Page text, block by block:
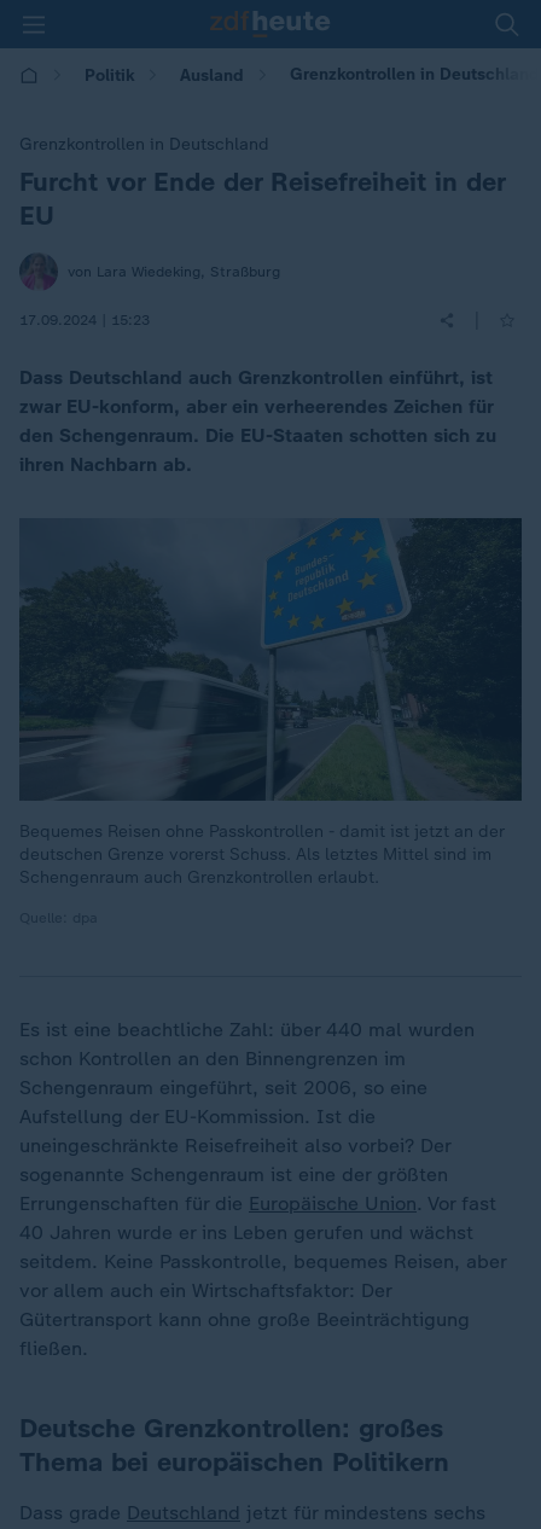
Politik Ausland Grenzkontrollen in
Grenzkontrollen in Deutschland
:Furcht vor Ende der Reisefreiheit in der
EU
von Lara Wiedeking, Straßburg
17.09.2024 | 15:23
Dass Deutschland auch Grenzkontrollen einführt, ist
zwar EU-konform, aber ein verheerendes Zeichen für
den Schengenraum. Die EU-Staaten schotten sich zu
ihren Nachbarn ab.
Bequemes Reisen ohne Passkontrollen - damit ist jetzt an der
deutschen Grenze vorerst Schuss. Als letztes Mittel sind im
Schengenraum auch Grenzkontrollen erlaubt.
Es ist eine beachtliche Zahl: über 440 mal wurden
schon Kontrollen an den Binnengrenzen im
Schengenraum eingeführt, seit 2006, so eine
Aufstellung der EU-Kommission. Ist die
uneingeschränkte Reisefreiheit also vorbei? Der
sogenannte Schengenraum ist eine der größten
Errungenschaften für die Europäische Union. Vor fast
40 Jahren wurde er ins Leben gerufen und wächst
seitdem. Keine Passkontrolle, bequemes Reisen, aber
vor allem auch ein Wirtschaftsfaktor: Der
Gütertransport kann ohne große Beeinträchtigung
fließen.
Deutsche Grenzkontrollen: großes
Thema bei europäischen Politikern
Dass grade Deutschland jetzt für mindestens sechs